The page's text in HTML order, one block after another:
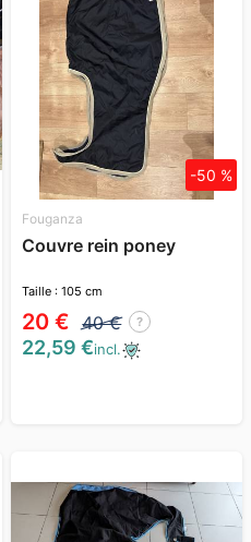
Fouganza
Couvre rein poney
Taille : 105 cm
20 € 40 € ?
-50 %
22,59 €incl.